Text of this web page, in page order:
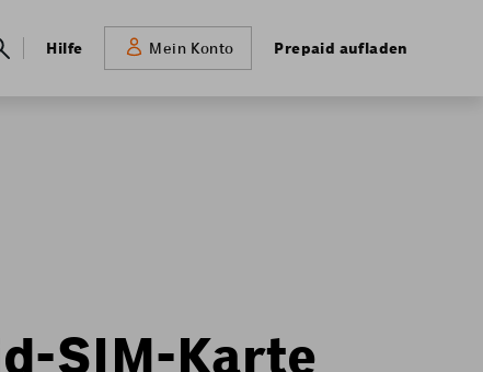
navigation
Hilfe Mein Konto Prepaid aufladen
SIM-Karte